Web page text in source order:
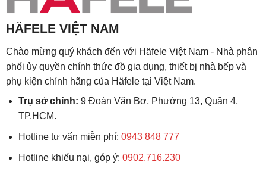
HÄFELE VIỆT NAM
Chào mừng quý khách đến với Häfele Việt Nam - Nhà phân
phối ủy quyền chính thức đồ gia dụng, thiết bị nhà bếp và
phụ kiện chính hãng của Häfele tại Việt Nam.
Trụ sở chính: 9 Đoàn Văn Bơ, Phường 13, Quận 4,
TP.HCM.
Hotline tư vấn miễn phí: 0943 848 777
Hotline khiếu nại, góp ý: 0902.716.230